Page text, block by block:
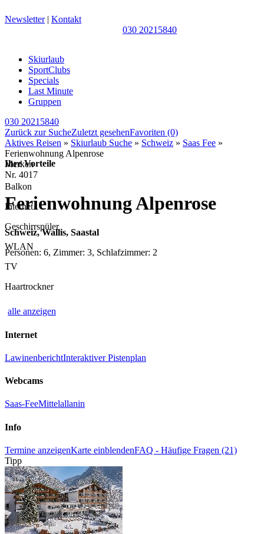
Newsletter| Kontakt
030 20215840
Skiurlaub
SportClubs
Specials
Last Minute
Gruppen
030 20215840
Zurück zur SucheZuletzt gesehenFavoriten (0)
Aktives Reisen » Skiurlaub Suche » Schweiz » Saas Fee »
Ferienwohnung Alpenrose
Merken
Nr. 4017
Ferienwohnung Alpenrose
Schweiz, Wallis, Saastal
Personen: 6, Zimmer: 3, Schlafzimmer: 2
Ihre Vorteile
Balkon
Internet
Geschirrspüler
WLAN
TV
Haartrockner
alle anzeigen
Internet
LawinenberichtInteraktiver Pistenplan
Webcams
Saas-FeeMittelallanin
Info
Termine anzeigenKarte einblendenFAQ - Häufige Fragen (21)
Tipp